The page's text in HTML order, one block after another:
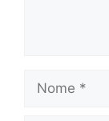
Nome